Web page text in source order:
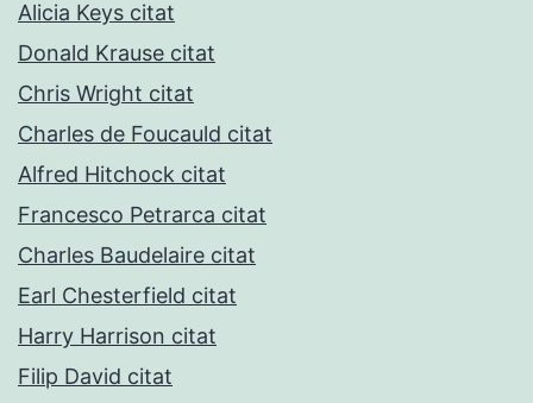
Alicia Keys citat
Donald Krause citat
Chris Wright citat
Charles de Foucauld citat
Alfred Hitchock citat
Francesco Petrarca citat
Charles Baudelaire citat
Earl Chesterfield citat
Harry Harrison citat
Filip David citat